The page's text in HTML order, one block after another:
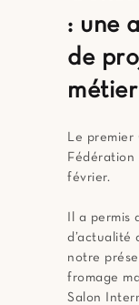
: une
de
métier
Le premier
Fédération
février.
Il a
d’actualité
notre
fromage
Salon